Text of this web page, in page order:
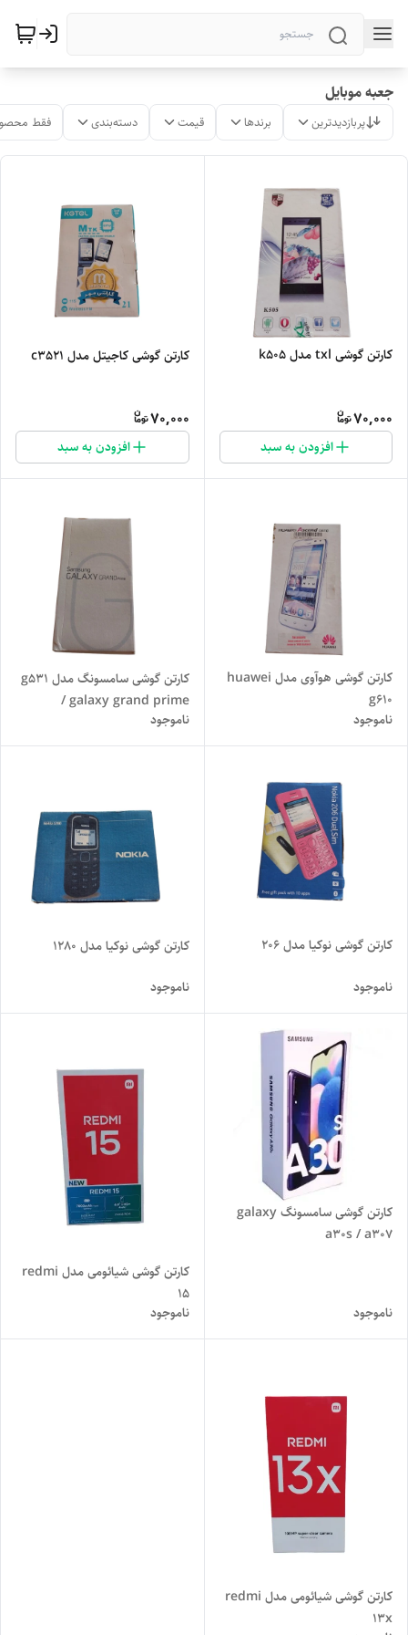
جعبه موبایل
پربازدیدترین برندها قیمت دسته‌بندی فقط
کارتن گوشی txl مدل k505
70,000
افزودن به سبد
کارتن گوشی کاجیتل مدل c3521
70,000
افزودن به سبد
کارتن گوشی هوآوی مدل huawei
g610
ناموجود
کارتن گوشی سامسونگ مدل g531
/ galaxy grand prime
ناموجود
کارتن گوشی نوکیا مدل 206
ناموجود
کارتن گوشی نوکیا مدل 1280
ناموجود
کارتن گوشی سامسونگ galaxy
a30s / a307
ناموجود
کارتن گوشی شیائومی مدل redmi
15
ناموجود
کارتن گوشی شیائومی مدل redmi
13x